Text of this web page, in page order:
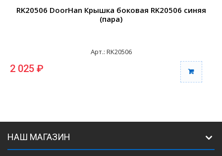
RK20506 DoorHan Крышка боковая RK20506 синяя
(пара)
Арт.: RK20506
2 025 ₽
НАШ МАГАЗИН